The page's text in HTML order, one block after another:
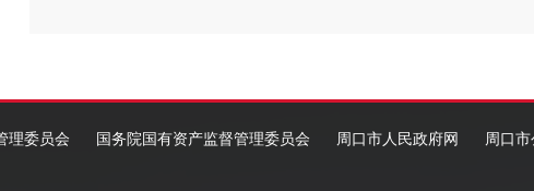
理委员会 国务院国有资产监督管理委员会 周口市人民政府网 周口